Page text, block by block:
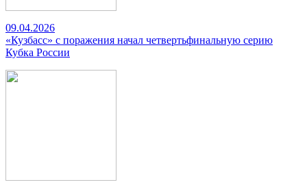
09.04.2026
«Кузбасс» с поражения начал четвертьфинальную серию
Кубка России